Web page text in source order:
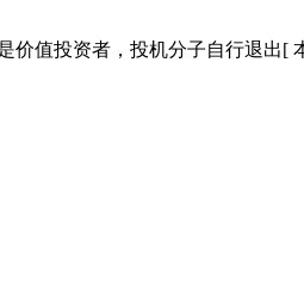
值投资者，投机分子自行退出[